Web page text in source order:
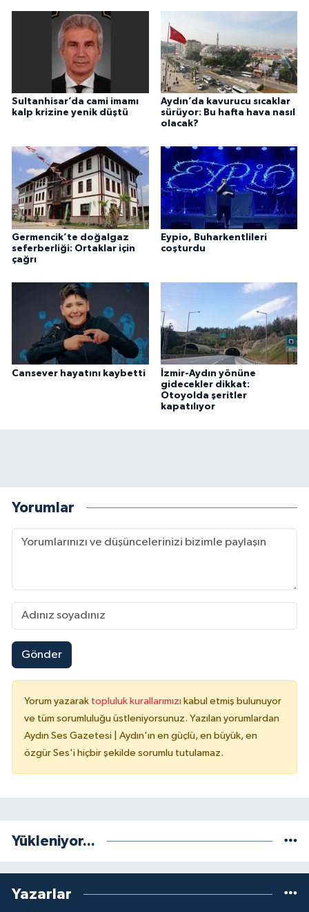
Sultanhisar’da cami imamı
kalp krizine yenik düştü
Aydın’da kavurucu sıcaklar
sürüyor: Bu hafta hava nasıl
olacak?
Germencik’te doğalgaz
seferberliği: Ortaklar için
çağrı
Eypio, Buharkentlileri
coşturdu
Cansever hayatını kaybetti
İzmir-Aydın yönüne
gidecekler dikkat:
Otoyolda şeritler
kapatılıyor
Yorumlar
Gönder
Yorum yazarak topluluk kurallarımızı kabul etmiş bulunuyor
ve tüm sorumluluğu üstleniyorsunuz. Yazılan yorumlardan
Aydın Ses Gazetesi | Aydın'ın en güçlü, en büyük, en
özgür Ses'i hiçbir şekilde sorumlu tutulamaz.
Yükleniyor...
Yazarlar